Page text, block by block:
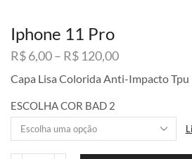
Iphone 11 Pro
R$6,00– R$ 120,00Faixa
preço:
através
R$ 120,00
Capa Lisa Colorida Anti-Impacto
ESCOLHA COR BAD 2